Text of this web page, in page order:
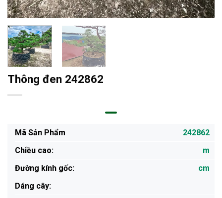
Thông đen 242862
Mã Sản Phẩm
242862
Chiều cao:
m
Đường kính gốc:
cm
Dáng cây: